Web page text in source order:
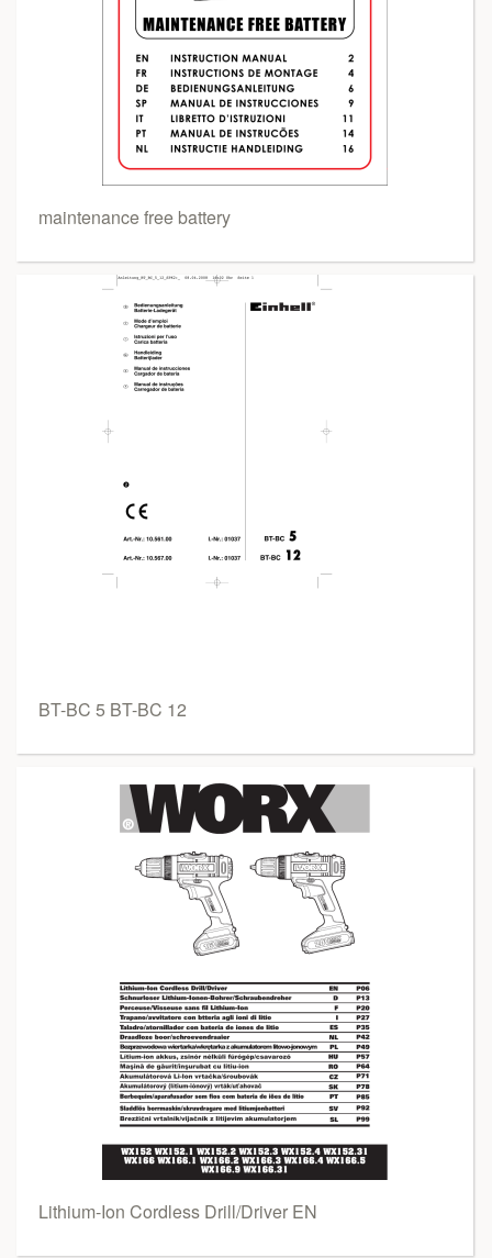
maintenance free battery
BT-BC 5 BT-BC 12
Lithium-Ion Cordless Drill/Driver EN